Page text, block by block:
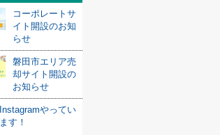
コーポレートサ
イト開設のお知
らせ
磐田市エリア売
却サイト開設の
お知らせ
Instagramやってい
ます！